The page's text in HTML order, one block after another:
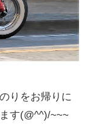
りをお帰りに
す(@^^)/~~~